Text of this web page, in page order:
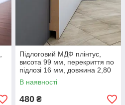
Підлоговий МДФ плінтус,
висота 99 мм, перекриття по
підлозі 16 мм, довжина 2,80
м, Білий
В наявності
480 ₴